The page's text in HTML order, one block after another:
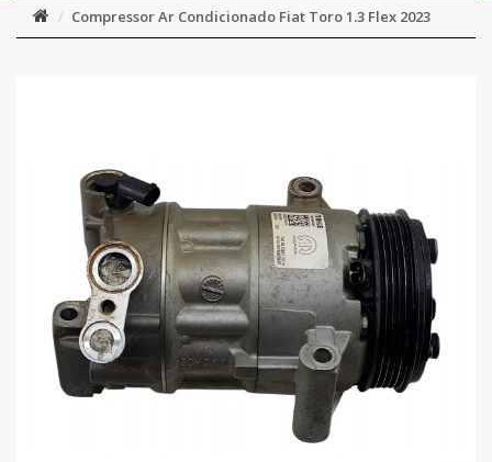
Compressor Ar Condicionado Fiat Toro 1.3 Flex 2023